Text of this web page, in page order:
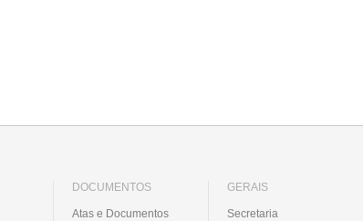
DOCUMENTOS
Atas e Documentos
GERAIS
Secretaria